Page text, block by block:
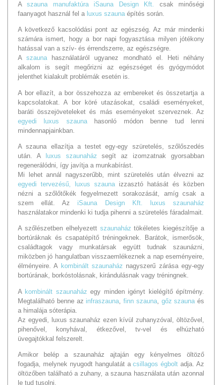
Aszauna manufaktúra iSauna Design Kft.
csak minőségi
faanyagot használ fel a luxus szauna építés során.
A következő kacsolódási pont az egészség. Az már mindenki
számára ismert, hogy a bor napi fogyasztása milyen jótékony
hatással van a szív- és érrendszerre, az egészségre.
Aszaunahasználatáról ugyanez mondható el. Heti néhány
alkalom is segít megőrizni az egészséget és gyógymódot
jelenthet kialakult problémák esetén is.
A bor ellazít, a bor összehozza az embereket és összetartja a
kapcsolatokat. A bor köré utazásokat, családi eseményeket,
baráti összejöveteleket és más eseményeket szerveznek. Az
egyedi luxus szaunahasonló módon benne tud lenni
mindennapjainkban.
A szauna ellazítja a testet egy-egy szüretelés, szőlőszedés
után. A
luxus szaunaház segít az izomzatnak gyorsabban
regenerálódni, így javítja a munkabírást.
Mi lehet annál nagyszerűbb, mint szüretelés után élvezni az
egyedi tervezésű, luxus szauna izzasztó hatását és közben
nézni a szőlőtőkék fegyelmezett sorakozását, amíg csak a
szem ellát. Az iSauna Design Kft. luxus szaunaház
használatakor mindenki ki tudja pihenni a szüretelés fáradalmait.
A szőlészetben elhelyezett szaunaház tökéletes kiegészítője a
bortúráknak és csapatépítő tréningeknek. Barátok, ismerősök,
családtagok vagy munkatársak együtt tudnak szaunázni,
miközben jó hangulatban visszaemlékeznek a nap eseményeire,
élményeire. A kombinált szaunaház nagyszerű zárása egy-egy
bortúrának, borkóstolásnak, kirándulásnak vagy tréningnek.
A kombinált szaunaház egy minden igényt kielégítő építmény.
Megtalálható benne az infraszauna finn szauna, gőz szauna és
a himalája sóterápia.
Az egyedi, luxus szaunaház ezen kívül zuhanyzóval, öltözővel,
pihenővel, konyhával, étkezővel, tv-vel és elhúzható
üvegajtókkal felszerelt.
Amikor belép a szaunaház ajtaján egy kényelmes öltöző
fogadja, melynek nyugodt hangulatát acsillagos égbolt adja. Az
öltözőben található a zuhany, a szauna használata után azonnal
le tud tusolni.